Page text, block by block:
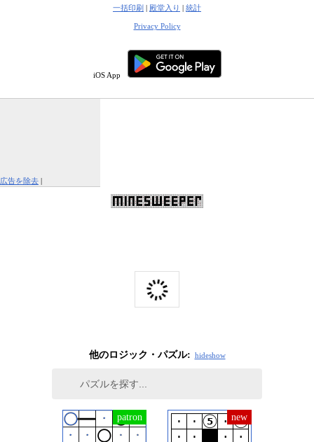
一括印刷 | 殿堂入り | 統計
Privacy Policy
iOS App
広告を除去 |
他のロジック・パズル: hideshow